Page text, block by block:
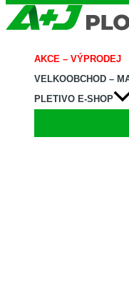
AKCE – VÝPRODEJ
VELKOOBCHOD –
PLETIVO E-SHOP